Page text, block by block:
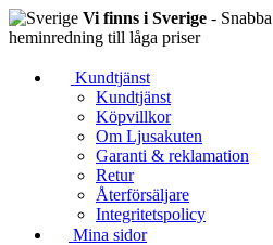
Vi finns i Sverige -
heminredning till låga priser
Kundtjänst
Kundtjänst
Köpvillkor
Om Ljusakuten
Garanti & reklamation
Retur
Återförsäljare
Integritetspolicy
Mina sidor